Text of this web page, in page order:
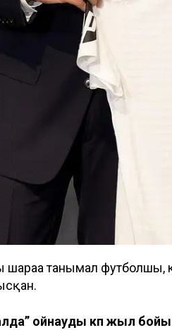
шараға танымал
ойнауды көп жыл